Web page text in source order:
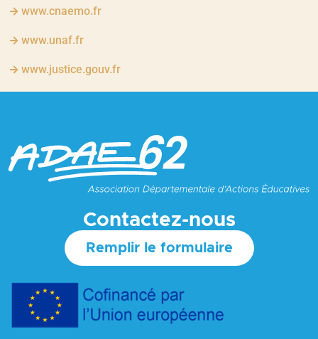
www.cnaemo.fr
www.unaf.fr
www.justice.gouv.fr
Contactez-nous
Remplir le formulaire